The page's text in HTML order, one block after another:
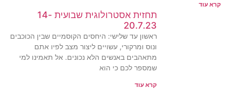
קרא עוד
תחזית אסטרולוגית שבועית 14-
20.7.23
ראשון עד שלישי: היחסים הקוסמיים שבין הכוכבים
ונוס ומרקורי, עשויים ליצור מצב לפיו אתם
מתאהבים באנשים הלא נכונים. אל תאמינו למי
שמספר לכם כי הוא
קרא עוד